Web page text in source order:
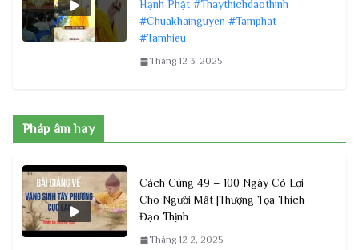
Hạnh Phật #Thaythichdaothinh
#Chuakhainguyen #Tamphat
#Tamhieu
Tháng 12 3, 2025
Pháp âm hay
Cách Cúng 49 – 100 Ngày Có Lợi
Cho Người Mất |Thượng Tọa Thích
Đạo Thịnh
Tháng 12 2, 2025